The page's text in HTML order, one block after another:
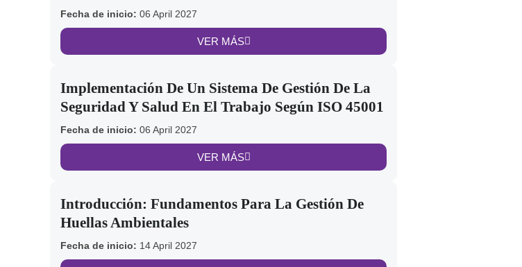
Fecha de inicio: 06 April 2027
VER MÁS
Implementación De Un Sistema De Gestión De La
Seguridad Y Salud En El Trabajo Según ISO 45001
Fecha de inicio: 06 April 2027
VER MÁS
Introducción: Fundamentos Para La Gestión De
Huellas Ambientales
Fecha de inicio: 14 April 2027